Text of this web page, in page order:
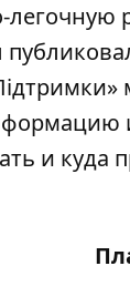
и куда